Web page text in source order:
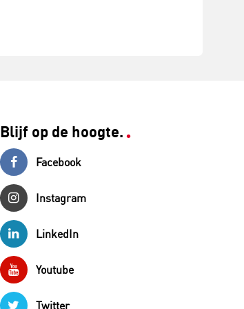
Blijf op de hoogte.
Facebook
Instagram
LinkedIn
Youtube
Twitter